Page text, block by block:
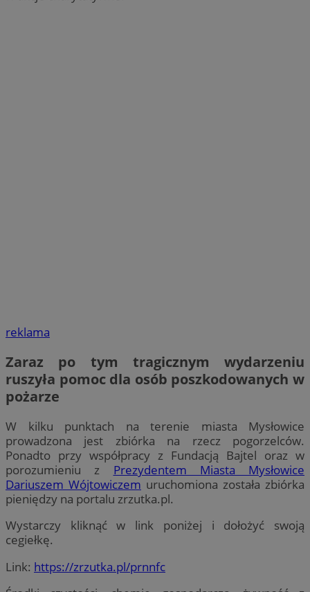
reklama
Zaraz po tym tragicznym wydarzeniu
ruszyła pomoc dla osób poszkodowanych w
pożarze
W kilku punktach na terenie miasta Mysłowice
prowadzona jest zbiórka na rzecz pogorzelców.
Ponadto przy współpracy z Fundacją Bajtel oraz w
porozumieniu z Prezydentem Miasta Mysłowice
Dariuszem Wójtowiczem uruchomiona została zbiórka
pieniędzy na portalu zrzutka.pl.
Wystarczy kliknąć w link poniżej i dołożyć swoją
cegiełkę.
Link: https://zrzutka.pl/prnnfc